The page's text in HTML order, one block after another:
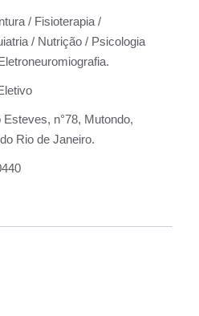
/ Fisioterapia /
/ Nutrição / Psicologia
Esteves, n°78, Mutondo,
Rio de Janeiro.